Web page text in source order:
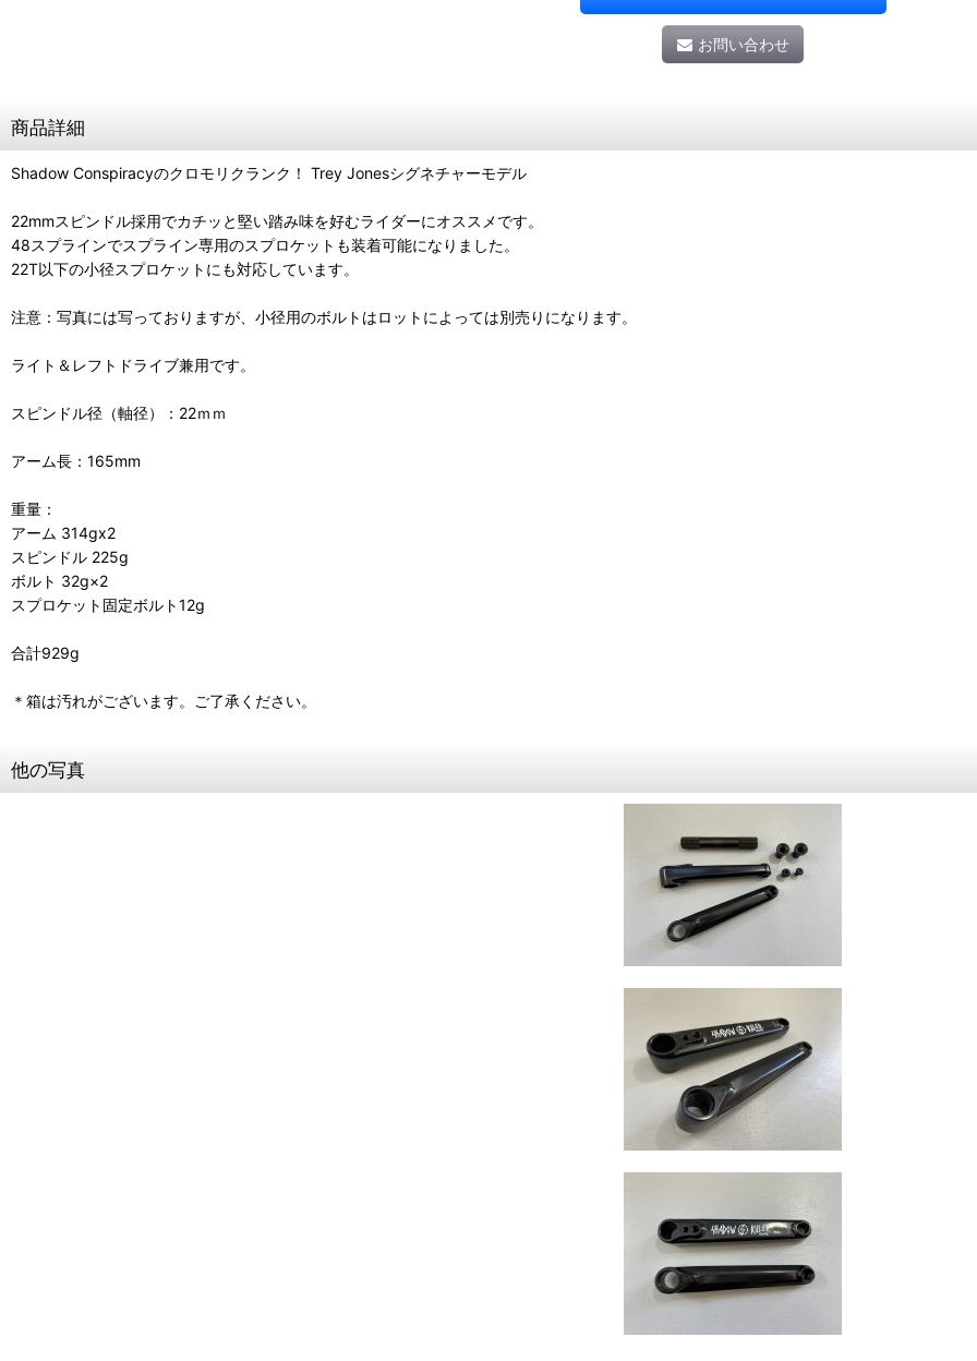
お問い合わせ
商品詳細
Shadow Conspiracyのクロモリクランク！ Trey Jonesシグネチャーモデル
22mmスピンドル採用でカチッと堅い踏み味を好むライダーにオススメです。
48スプラインでスプライン専用のスプロケットも装着可能になりました。
22T以下の小径スプロケットにも対応しています。
注意：写真には写っておりますが、小径用のボルトはロットによっては別売りになります。
ライト＆レフトドライブ兼用です。
スピンドル径（軸径）：22ｍｍ
アーム長：165mm
重量：
アーム 314gx2
スピンドル 225g
ボルト 32g×2
スプロケット固定ボルト12g
合計929g
＊箱は汚れがございます。ご了承ください。
他の写真